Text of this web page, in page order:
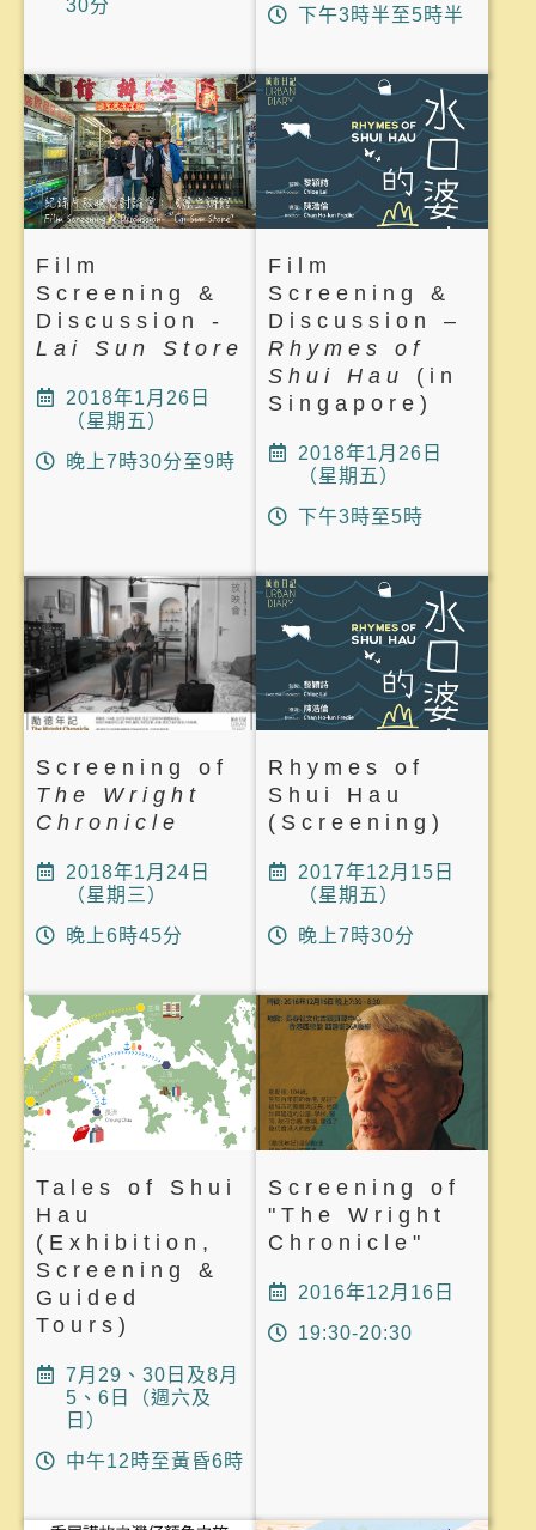
30分 下午3時半至5時半
Film
Screening &
Discussion -
Lai Sun Store
2018年1月26日
（星期五）
晚上7時30分至9時
Film
Screening &
Discussion –
Rhymes of
Shui Hau (in
Singapore)
2018年1月26日
（星期五）
下午3時至5時
Screening of
The Wright
Chronicle
2018年1月24日
（星期三）
晚上6時45分
Rhymes of
Shui Hau
(Screening)
2017年12月15日
（星期五）
晚上7時30分
Tales of Shui
Hau
(Exhibition,
Screening &
Guided
Tours)
7月29、30日及8月
5、6日（週六及
日）
中午12時至黃昏6時
Screening of
"The Wright
Chronicle"
2016年12月16日
19:30-20:30